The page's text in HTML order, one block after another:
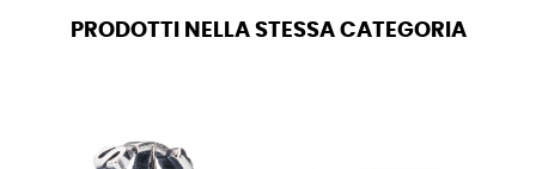
PRODOTTI NELLA STESSA CATEGORIA